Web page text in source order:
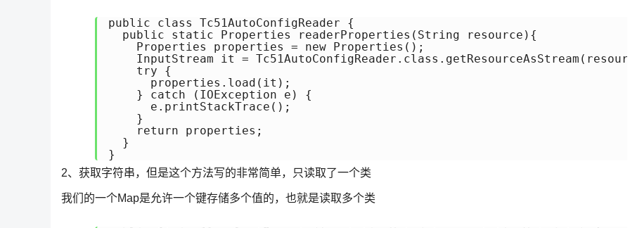
public class Tc51AutoConfigReader {
  public static Properties readerProperties(String resource){
    Properties properties = new Properties();
InputStream it =
    try {
      properties.load(it);
    } catch (IOException e) {
      e.printStackTrace();
    }
    return properties;
  }
}
2、获取字符串，但是这个方法写的非常简单，只读取了一个类
我们的一个Map是允许一个键存储多个值的，也就是读取多个类